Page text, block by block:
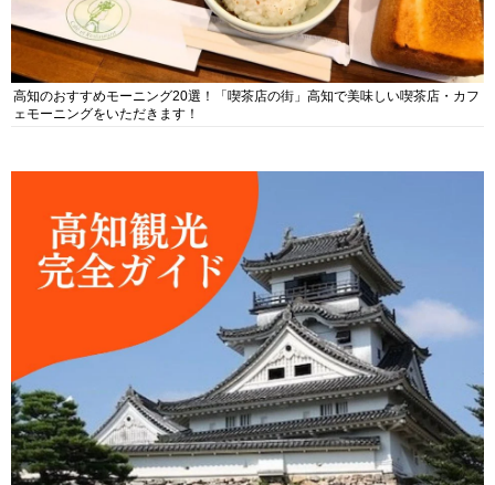
高知のおすすめモーニング20選！「喫茶店の街」高知で美味しい喫茶店・カフ
ェモーニングをいただきます！